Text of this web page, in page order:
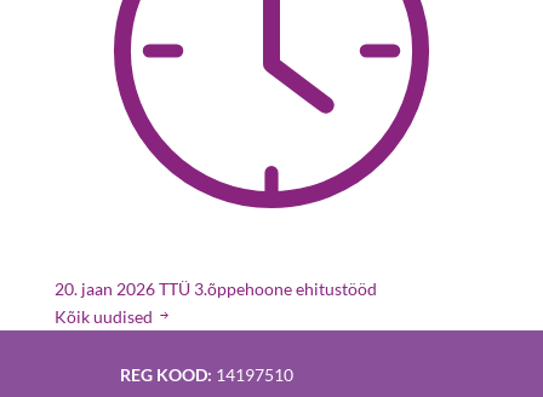
20. jaan 2026TTÜ 3.õppehoone ehitustööd
Kõik uudised
REG KOOD: 14197510